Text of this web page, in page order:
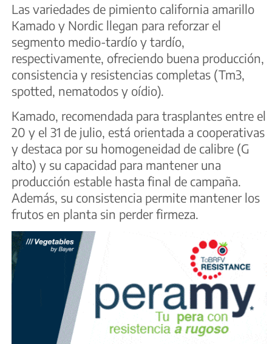
Las variedades de pimiento california amarillo
Kamado y Nordic llegan para reforzar el
segmento medio-tardío y tardío,
respectivamente, ofreciendo buena producción,
consistencia y resistencias completas (Tm3,
spotted, nematodos y oídio).
Kamado, recomendada para trasplantes entre el
20 y el 31 de julio, está orientada a cooperativas
y destaca por su homogeneidad de calibre (G
alto) y su capacidad para mantener una
producción estable hasta final de campaña.
Además, su consistencia permite mantener los
frutos en planta sin perder firmeza.